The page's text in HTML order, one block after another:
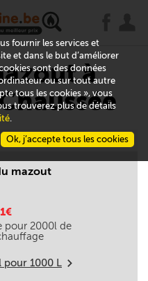
à
08/08
mazout
pour 2000l de
pour 1000 L m
fournir les services et
et dans le but d’améliorer
sont des données
ou sur tout autre
tous les cookies », vous
trouverez plus de détails
.
Ok, j’accepte tous les cookies